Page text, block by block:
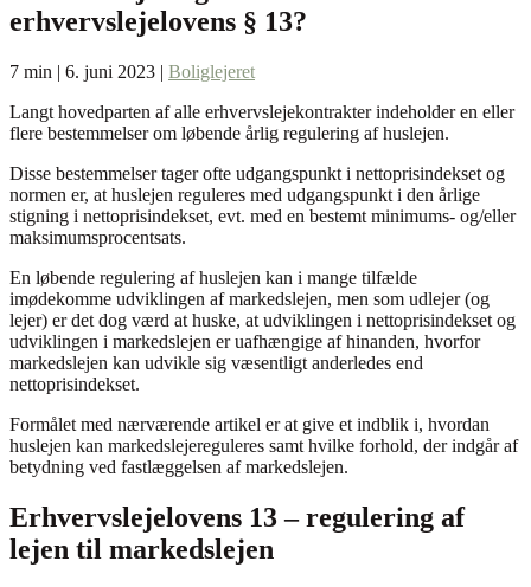
erhvervslejelovens § 13?
7 min | 6. juni 2023 | Boliglejeret
Langt hovedparten af alle erhvervslejekontrakter indeholder en eller
flere bestemmelser om løbende årlig regulering af huslejen.
Disse bestemmelser tager ofte udgangspunkt i nettoprisindekset og
normen er, at huslejen reguleres med udgangspunkt i den årlige
stigning i nettoprisindekset, evt. med en bestemt minimums- og/eller
maksimumsprocentsats.
En løbende regulering af huslejen kan i mange tilfælde
imødekomme udviklingen af markedslejen, men som udlejer (og
lejer) er det dog værd at huske, at udviklingen i nettoprisindekset og
udviklingen i markedslejen er uafhængige af hinanden, hvorfor
markedslejen kan udvikle sig væsentligt anderledes end
nettoprisindekset.
Formålet med nærværende artikel er at give et indblik i, hvordan
huslejen kan markedslejereguleres samt hvilke forhold, der indgår af
betydning ved fastlæggelsen af markedslejen.
Erhvervslejelovens 13 – regulering af
lejen til markedslejen